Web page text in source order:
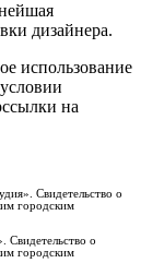
дизайнера.
использование
на
Свидетельство о
городским
о
городским